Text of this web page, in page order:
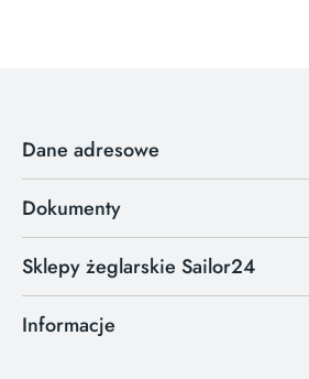
Dane adresowe
Dokumenty
Sklepy żeglarskie Sailor24
Informacje